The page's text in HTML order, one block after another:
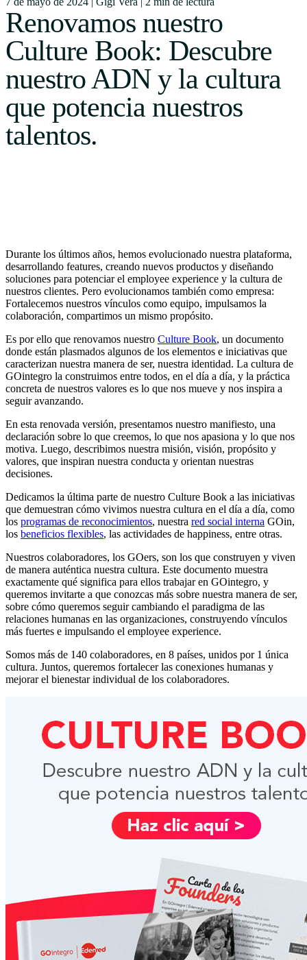
Uruguay
Español
English
Renovamos nuestro
Culture Book: Descubre
nuestro ADN y la cultura
que potencia nuestros
talentos.
Durante los últimos años, hemos evolucionado nuestra plataforma,
desarrollando features, creando nuevos productos y diseñando
soluciones para potenciar el employee experience y la cultura de
nuestros clientes. Pero evolucionamos también como empresa:
Fortalecemos nuestros vínculos como equipo, impulsamos la
colaboración, compartimos un mismo propósito.
Es por ello que renovamos nuestro Culture Book, un documento
donde están plasmados algunos de los elementos e iniciativas que
caracterizan nuestra manera de ser, nuestra identidad. La cultura de
GOintegro la construimos entre todos, en el día a día, y la práctica
concreta de nuestros valores es lo que nos mueve y nos inspira a
seguir avanzando.
En esta renovada versión, presentamos nuestro manifiesto, una
declaración sobre lo que creemos, lo que nos apasiona y lo que nos
motiva. Luego, describimos nuestra misión, visión, propósito y
valores, que inspiran nuestra conducta y orientan nuestras
decisiones.
Dedicamos la última parte de nuestro Culture Book a las iniciativas
que demuestran cómo vivimos nuestra cultura en el día a día, como
los programas de reconocimientos, nuestra red social interna GOin,
los beneficios flexibles, las actividades de happiness, entre otras.
Nuestros colaboradores, los GOers, son los que construyen y viven
de manera auténtica nuestra cultura. Este documento muestra
exactamente qué significa para ellos trabajar en GOintegro, y
queremos invitarte a que conozcas más sobre nuestra manera de ser,
sobre cómo queremos seguir cambiando el paradigma de las
relaciones humanas en las organizaciones, construyendo vínculos
más fuertes e impulsando el employee experience.
Somos más de 140 colaboradores, en 8 países, unidos por 1 única
cultura. Juntos, queremos fortalecer las conexiones humanas y
mejorar el bienestar individual de los colaboradores.